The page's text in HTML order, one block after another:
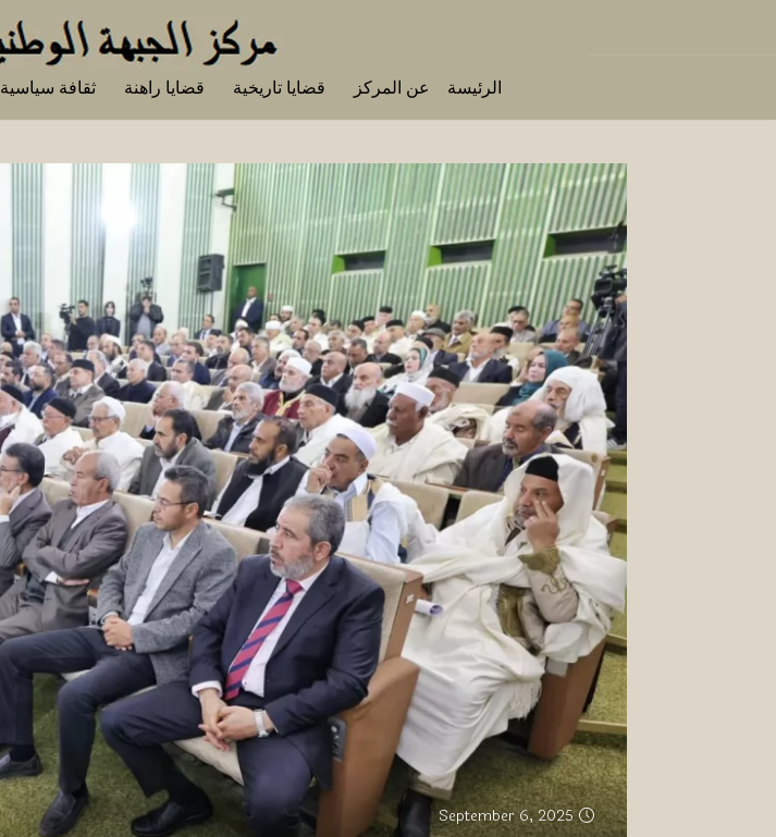
الرئيسة عن المركز قضايا تاريخية قضايا راهنة ثقافة سياسية
September 6, 2025